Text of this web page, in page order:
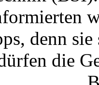
denn
die